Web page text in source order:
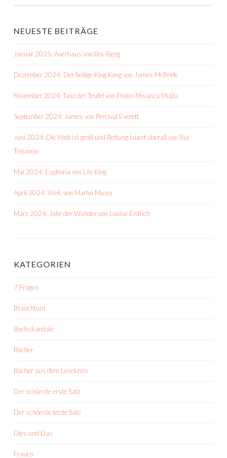
NEUESTE BEITRÄGE
Januar 2025: Auerhaus von Bov Bjerg
Dezember 2024: Der heilige King Kong von James McBride
November 2024: Tanz der Teufel von Fiston Mwanza Mujila
September 2024: James von Percival Everett
Juni 2024: Die Welt ist groß und Rettung lauert überall von Ilija
Trojanow
Mai 2024: Euphoria von Lily King
April 2024: Weil. von Martin Muser
März 2024: Jahr der Wunder von Louise Erdrich
KATEGORIEN
7 Fragen
Brauchtum
Buchskandale
Bücher
Bücher aus dem Lesekreis
Der schönste erste Satz
Der schönste letzte Satz
Dies und Das
Frauen